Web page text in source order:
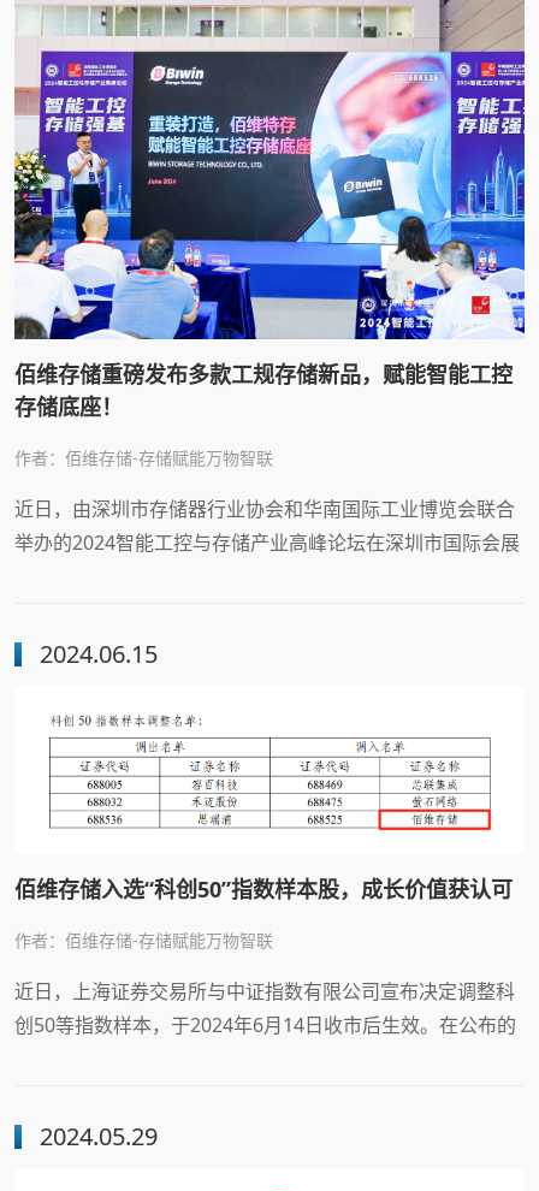
的战略布局与解决方案。
佰维存储重磅发布多款工规存储新品，赋能智能工控
存储底座！
作者：佰维存储-存储赋能万物智联
近日，由深圳市存储器行业协会和华南国际工业博览会联合
举办的2024智能工控与存储产业高峰论坛在深圳市国际会展
储底座》主题演讲，并重磅发布佰维存储针对工车规市场的
2024.06.15
佰维存储入选“科创50”指数样本股，成长价值获认可
作者：佰维存储-存储赋能万物智联
近日，上海证券交易所与中证指数有限公司宣布决定调整科
创50等指数样本，于2024年6月14日收市后生效。在公布的
2024.05.29